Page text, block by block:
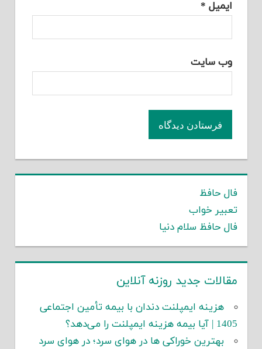
ایمیل *
وب‌ سایت
فال حافظ
تعبیر خواب
فال حافظ سلام دنیا
مقالات جدید روزنه آنلاین
هزینه ایمپلنت دندان با بیمه تأمین اجتماعی
1405 | آیا بیمه هزینه ایمپلنت را می‌دهد؟
بهترین خوراکی ها در هوای سرد؛ در هوای سرد